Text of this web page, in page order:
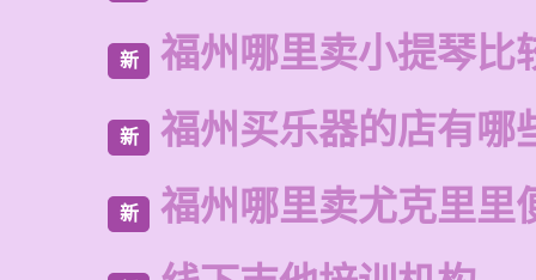
新 福州哪里卖小提琴比
新 福州买乐器的店有哪
新 福州哪里卖尤克里里